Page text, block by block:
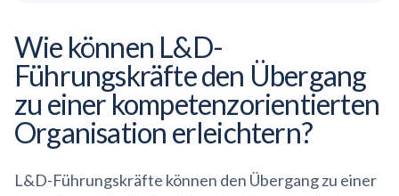
Wie können L&D-
Führungskräfte den Übergang
zu einerkompetenzorientierten
Organisation erleichtern?
L&D-Führungskräfte können den Übergang zu einer